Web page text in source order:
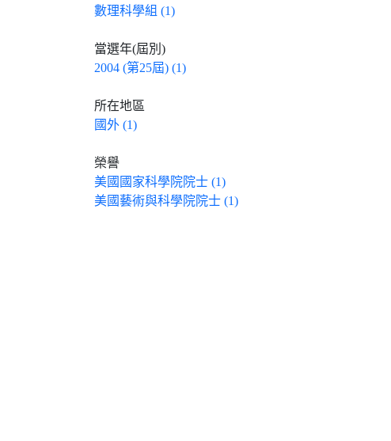
數理科學組 (1)
當選年(屆別)
2004 (第25屆) (1)
所在地區
國外 (1)
榮譽
美國國家科學院院士 (1)
美國藝術與科學院院士 (1)